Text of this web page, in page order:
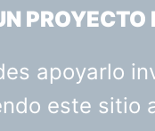
apoyarlo
este sitio